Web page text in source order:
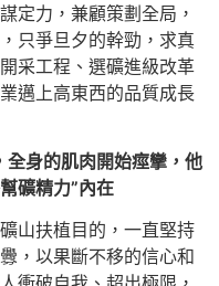
定力，兼顧策劃全局，
只爭旦夕的幹勁，求真
采工程、選礦進級改革
邁上高東西的品質成長
全身的肌肉開始痙攣，他
礦精力”內在
山扶植目的，一直堅持
，以果斷不移的信心和